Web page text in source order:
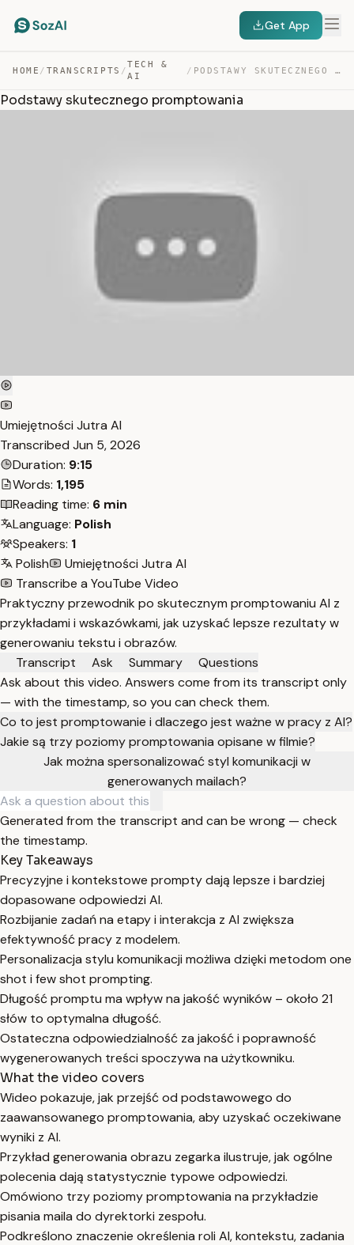
Get App
HOME / TRANSCRIPTS /
TECH &
AI
/ PODSTAWY SKUTECZNEGO PROMPTOWANIA — TRANSCRIPT
Podstawy skutecznego promptowania
Umiejętności Jutra AI
Transcribed Jun 5, 2026
Duration: 9:15
Words: 1,195
Reading time: 6 min
Language: Polish
Speakers: 1
Polish
Umiejętności Jutra AI
Transcribe a YouTube Video
Praktyczny przewodnik po skutecznym promptowaniu AI z
przykładami i wskazówkami, jak uzyskać lepsze rezultaty w
generowaniu tekstu i obrazów.
Transcript
Ask Summary
Questions
Ask about this video. Answers come from its transcript only
— with the timestamp, so you can check them.
Co to jest promptowanie i dlaczego jest ważne w pracy z AI?
Jakie są trzy poziomy promptowania opisane w filmie?
Jak można spersonalizować styl komunikacji w
generowanych mailach?
Generated from the transcript and can be wrong — check
the timestamp.
Key Takeaways
Precyzyjne i kontekstowe prompty dają lepsze i bardziej
dopasowane odpowiedzi AI.
Rozbijanie zadań na etapy i interakcja z AI zwiększa
efektywność pracy z modelem.
Personalizacja stylu komunikacji możliwa dzięki metodom one
shot i few shot prompting.
Długość promptu ma wpływ na jakość wyników – około 21
słów to optymalna długość.
Ostateczna odpowiedzialność za jakość i poprawność
wygenerowanych treści spoczywa na użytkowniku.
What the video covers
Wideo pokazuje, jak przejść od podstawowego do
zaawansowanego promptowania, aby uzyskać oczekiwane
wyniki z AI.
Przykład generowania obrazu zegarka ilustruje, jak ogólne
polecenia dają statystycznie typowe odpowiedzi.
Omówiono trzy poziomy promptowania na przykładzie
pisania maila do dyrektorki zespołu.
Podkreślono znaczenie określenia roli AI, kontekstu, zadania